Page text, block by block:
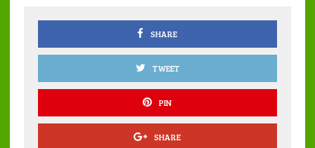
k p SHARE
TWEET
PIN
SHARE